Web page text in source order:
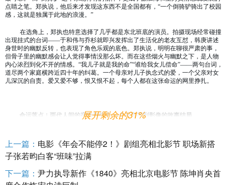
点睛之笔。郑执说，他后来才发现这东西不是全国都有，“一个倒骑驴骑出了校园
感，这就是独属于此地的浪漫。”
在选角上，郑执也特意选择了几乎都是东北班底的演员。拍摄现场经常碰撞
出现挂式的台词——于和伟与乔杉就即兴发挥出了生活化的老友互怼，韩庚讲述
身世时的幽默反转，也表现了角色乐观的底色。郑执说，明明在聊很严肃的事，
但骨子里的幽默感会让人觉得事情没那么坏。而在这些烟火与幽默之下，是人物
内心浓烈到化不开的情感。“我儿子就是我的命”“谁给我女儿偿命”——两句台词，
道尽两个家庭横跨近四十年的纠葛。一个母亲对儿子执念式的爱，一个父亲对女
儿深沉的自责。爱又爱不够，恨又恨不起，每个人都在这张命运的网里挣扎。
命运落点 ！ 两代人间的宿命与执念 一个从文字到影像的故事结局
无限的遐想空间，郑执导演在电影《森中有林》里亲手补上了这一笔。他把故事
填充得更饱满、更浪漫、更有生命力，给每个角色一个真正的结局。在他看来，
改编是一个复杂的创作过程。他说，影像有属于自己的表达方式
种从文字到影像的转化，正是他作为新人导演最想探索的命题。这番话也呼应了
他在北影节红毯上的表达，不论是喜欢原著的读者还是没看过原著的观众，郑执
展开剩余的31%
上一篇： 电影《年会不能停2！》剧组亮相北影节 职场新搭
子张若昀白客“班味”拉满
下一篇： 尹力执导新作《1840》亮相北京电影节 陈坤肖央首